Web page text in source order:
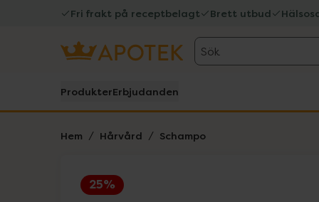
Fri frakt på receptbelagt Brett utbud
Sök
ProdukterErbjudanden
Hem Hårvård Schampo
25%